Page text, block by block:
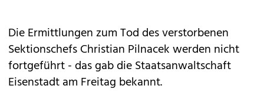
Die Ermittlungen zum Tod des verstorbenen
Sektionschefs Christian Pilnacek werden nicht
fortgeführt - das gab die Staatsanwaltschaft
Eisenstadt am Freitag bekannt.